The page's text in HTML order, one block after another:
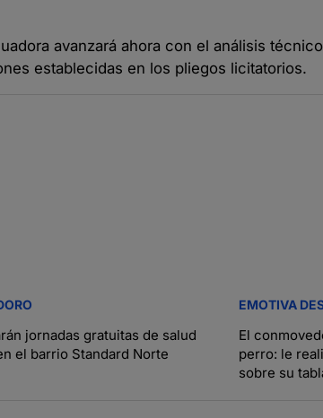
avanzará ahora con el análisis
establecidas en los pliegos licitatorios.
jornadas gratuitas de salud
el barrio Standard Norte
EMOTIVA
El
perro: le
sobre su